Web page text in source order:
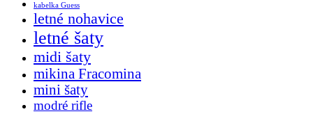
kabelka Guess
letné nohavice
letné šaty
midi šaty
mikina Fracomina
mini šaty
modré rifle